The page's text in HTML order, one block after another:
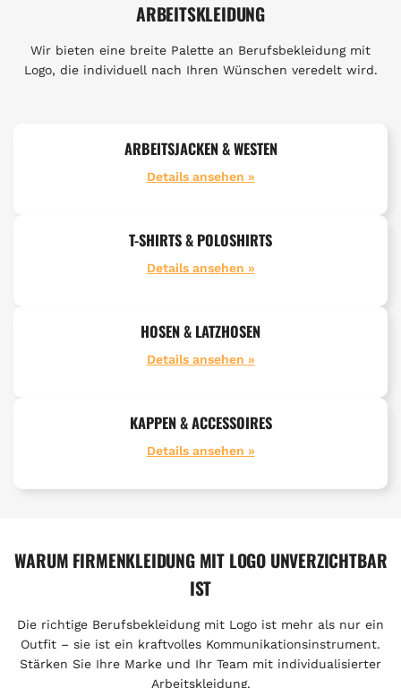
ARBEITSKLEIDUNG
Wir bieten eine breite Palette an Berufsbekleidung mit
Logo, die individuell nach Ihren Wünschen veredelt wird.
ARBEITSJACKEN & WESTEN
Details ansehen »
T-SHIRTS & POLOSHIRTS
Details ansehen »
HOSEN & LATZHOSEN
Details ansehen »
KAPPEN & ACCESSOIRES
Details ansehen »
WARUM FIRMENKLEIDUNG MIT LOGO UNVERZICHTBAR
IST
Die richtige Berufsbekleidung mit Logo ist mehr als nur ein
Outfit – sie ist ein kraftvolles Kommunikationsinstrument.
Stärken Sie Ihre Marke und Ihr Team mit individualisierter
Arbeitskleidung.